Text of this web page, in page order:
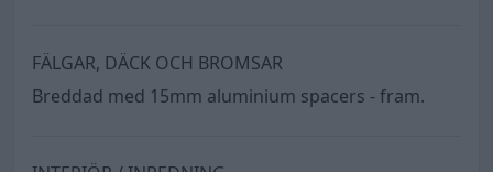
FÄLGAR, DÄCK OCH BROMSAR
Breddad med 15mm aluminium spacers - fram.